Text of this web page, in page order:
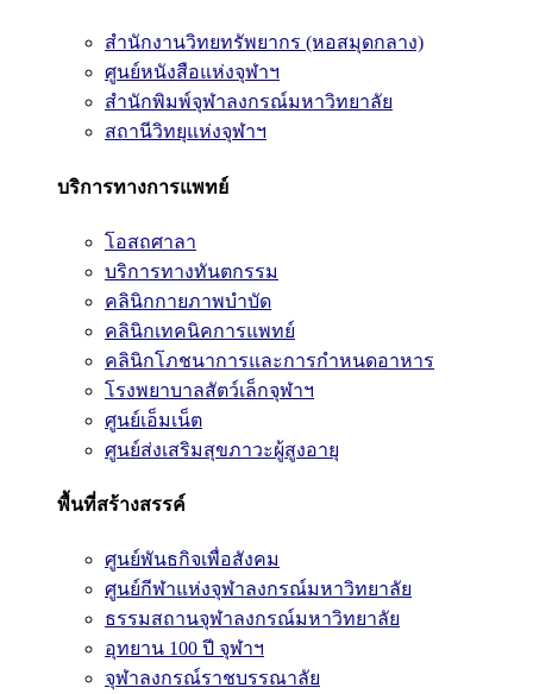
สำนักงานวิทยทรัพยากร (หอสมุดกลาง)
ศูนย์หนังสือแห่งจุฬาฯ
สำนักพิมพ์จุฬาลงกรณ์มหาวิทยาลัย
สถานีวิทยุแห่งจุฬาฯ
บริการทางการแพทย์
โอสถศาลา
บริการทางทันตกรรม
คลินิกกายภาพบำบัด
คลินิกเทคนิคการแพทย์
คลินิกโภชนาการและการกำหนดอาหาร
โรงพยาบาลสัตว์เล็กจุฬาฯ
ศูนย์เอ็มเน็ต
ศูนย์ส่งเสริมสุขภาวะผู้สูงอายุ
พื้นที่สร้างสรรค์
ศูนย์พันธกิจเพื่อสังคม
ศูนย์กีฬาแห่งจุฬาลงกรณ์มหาวิทยาลัย
ธรรมสถานจุฬาลงกรณ์มหาวิทยาลัย
อุทยาน 100 ปี จุฬาฯ
จุฬาลงกรณ์ราชบรรณาลัย